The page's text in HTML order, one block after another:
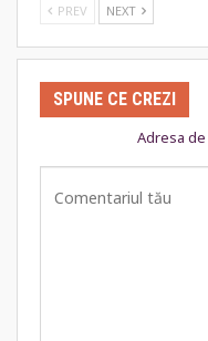
PREV NEXT
SPUNE CE CREZI
Adresa